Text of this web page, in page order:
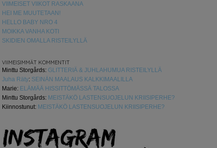
VIIMEISET VIIKOT RASKAANA
HEI ME MUUTETAAN!
HELLO BABY NRO 4
MOIKKA VANHA KOTI
SKIDIEN OMALLA RISTEILYLLÄ
VIIMEISIMMÄT KOMMENTIT
Minttu Storgårds: GLITTERIÄ & JUHLAHUMUA RISTEILYLLÄ
Juha Räty: SEINÄN MAALAUS KALKKIMAALILLA
Marie: ELÄMÄÄ HISSITTÖMÄSSÄ TALOSSA
Minttu Storgårds: MEISTÄKÖ LASTENSUOJELUN KRIISIPERHE?
Kiinnostunut: MEISTÄKÖ LASTENSUOJELUN KRIISIPERHE?